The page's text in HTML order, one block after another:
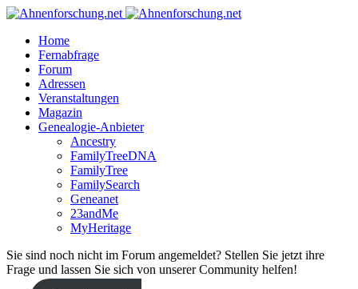
Home
Fernabfrage
Forum
Adressen
Veranstaltungen
Magazin
Genealogie-Anbieter
Ancestry
FamilyTreeDNA
FamilyTree
FamilySearch
Geneanet
23andMe
MyHeritage
Sie sind noch nicht im Forum angemeldet? Stellen Sie jetzt ihre
Frage und lassen Sie sich von unserer Community helfen!